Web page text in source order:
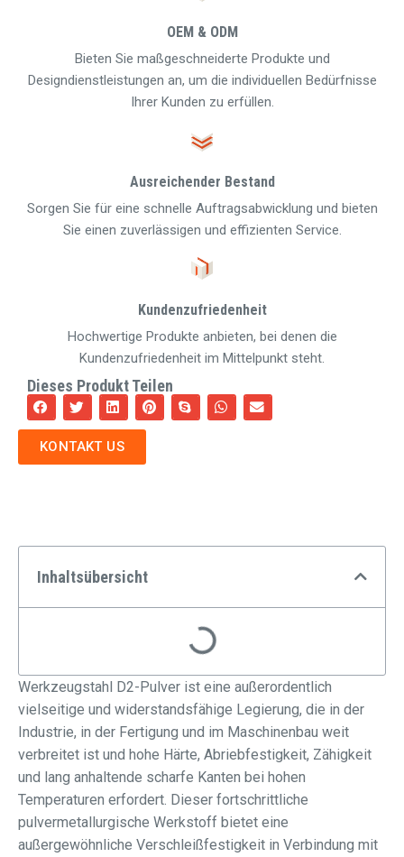
OEM & ODM
Bieten Sie maßgeschneiderte Produkte und
Designdienstleistungen an, um die individuellen Bedürfnisse
Ihrer Kunden zu erfüllen.
Ausreichender Bestand
Sorgen Sie für eine schnelle Auftragsabwicklung und bieten
Sie einen zuverlässigen und effizienten Service.
Kundenzufriedenheit
Hochwertige Produkte anbieten, bei denen die
Kundenzufriedenheit im Mittelpunkt steht.
Dieses Produkt Teilen
KONTAKT US
Inhaltsübersicht
Werkzeugstahl D2-Pulver ist eine außerordentlich
vielseitige und widerstandsfähige Legierung, die in der
Industrie, in der Fertigung und im Maschinenbau weit
verbreitet ist und hohe Härte, Abriebfestigkeit, Zähigkeit
und lang anhaltende scharfe Kanten bei hohen
Temperaturen erfordert. Dieser fortschrittliche
pulvermetallurgische Werkstoff bietet eine
außergewöhnliche Verschleißfestigkeit in Verbindung mit